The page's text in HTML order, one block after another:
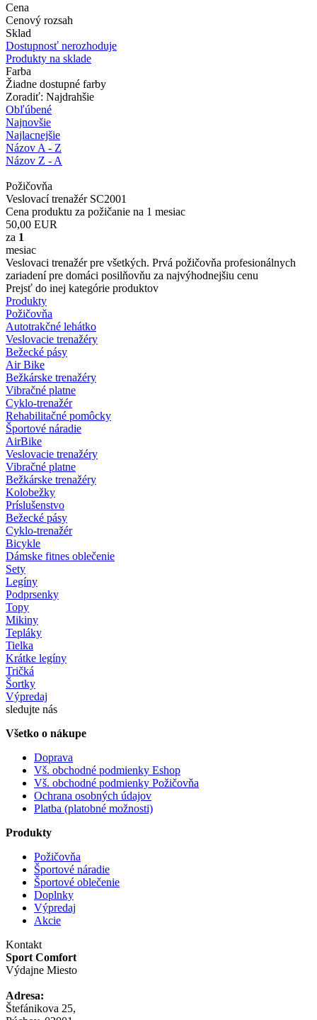
Cena
Cenový rozsah
Sklad
Dostupnosť nerozhoduje
Produkty na sklade
Farba
Žiadne dostupné farby
Zoradiť: Najdrahšie
Obľúbené
Najnovšie
Najlacnejšie
Názov A - Z
Názov Z - A
Požičovňa
Veslovací trenažér SC2001
Cena produktu za požičanie na 1 mesiac
50,00 EUR
za 1
mesiac
Veslovaci trenažér pre všetkých. Prvá požičovňa profesionálnych
zariadení pre domáci posilňovňu za najvýhodnejšiu cenu
Prejsť do inej kategórie produktov
Produkty
Požičovňa
Autotrakčné lehátko
Veslovacie trenažéry
Bežecké pásy
Air Bike
Bežkárske trenažéry
Vibračné platne
Cyklo-trenažér
Rehabilitačné pomôcky
Športové náradie
AirBike
Veslovacie trenažéry
Vibračné platne
Bežkárske trenažéry
Kolobežky
Príslušenstvo
Bežecké pásy
Cyklo-trenažér
Bicykle
Dámske fitnes oblečenie
Sety
Legíny
Podprsenky
Topy
Mikiny
Tepláky
Tielka
Krátke legíny
Tričká
Šortky
Výpredaj
sledujte nás
Všetko o nákupe
Doprava
Vš. obchodné podmienky Eshop
Vš. obchodné podmienky Požičovňa
Ochrana osobných údajov
Platba (platobné možnosti)
Produkty
Požičovňa
Športové náradie
Športové oblečenie
Doplnky
Výpredaj
Akcie
Kontakt
Sport Comfort
Výdajne Miesto
Adresa:
Štefánikova 25,